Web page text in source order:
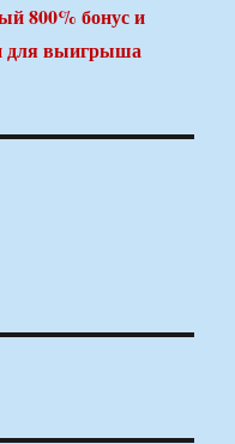
800% бонус и
для выигрыша